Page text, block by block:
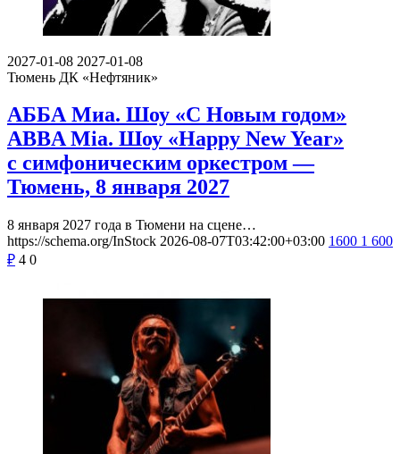
2027-01-08 2027-01-08
Тюмень ДК «Нефтяник»
АББА Миа. Шоу «С Новым годом»
ABBA Mia. Шоу «Happy New Year»
с симфоническим оркестром —
Тюмень, 8 января 2027
8 января 2027 года в Тюмени на сцене…
https://schema.org/InStock 2026-08-07T03:42:00+03:00 1600 1 600
₽ 4 0